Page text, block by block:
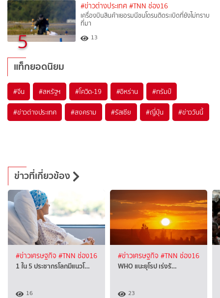
5
#ข่าวต่างประเทศ #TNN ช่อง16
เครื่องบินสินค้าเยอรมนีชนโดรนติดระเบิดที่ยังไม่ทราบ
ที่มา
13
แท็กยอดนิยม
#จีน #สหรัฐฯ #โควิด-19 #อิหร่าน #ทรัมป์
#ข่าวต่างประเทศ #สงคราม #รัสเซีย #ญี่ปุ่น #ข่าววันนี้
ข่าวที่เกี่ยวข้อง
#ข่าวเศรษฐกิจ #TNN ช่อง16
1 ใน 5 ประชากรโลกมีแนวโ…
16
#ข่าวเศรษฐกิจ #TNN ช่อง16
WHO แนะยุโรป เร่งรั…
23